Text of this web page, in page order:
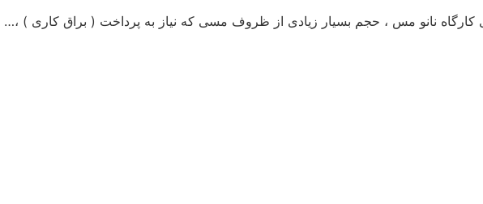
کارگاه نانو مس ، حجم بسیار زیادی از ظروف مسی که نیاز به پرداخت ( براق کاری ) ،…